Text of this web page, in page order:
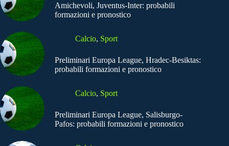
Amichevoli, Juventus-Inter: probabili
formazioni e pronostico
Calcio, Sport
Preliminari Europa League, Hradec-Besiktas:
probabili formazioni e pronostico
Calcio, Sport
Preliminari Europa League, Salisburgo-
Pafos: probabili formazioni e pronostico